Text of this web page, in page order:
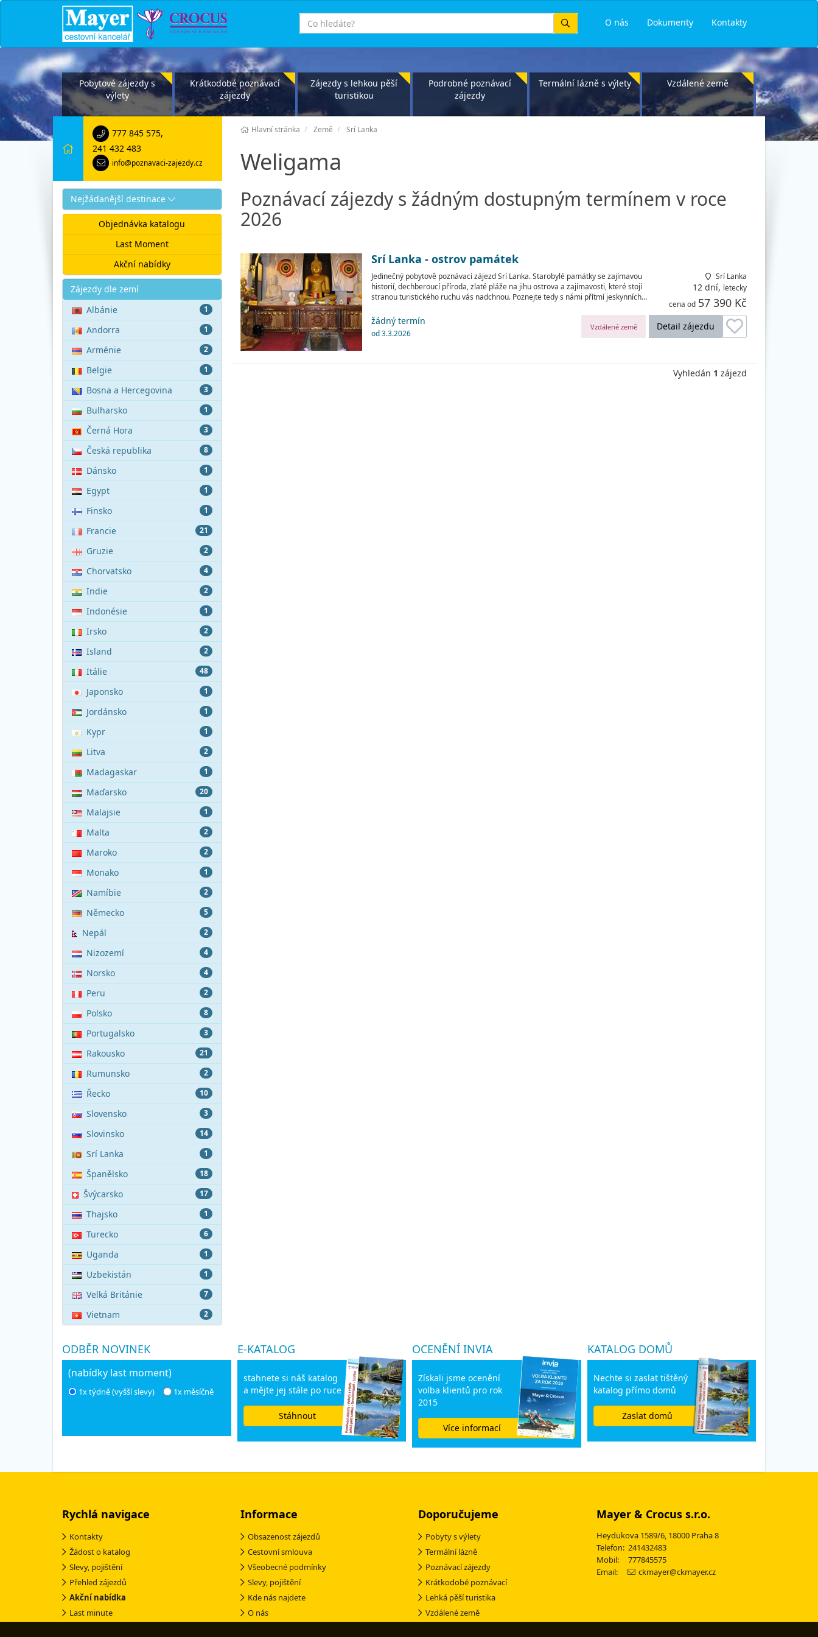
Kontakty
Dokumenty
O nás
co
hledáte
Pobytové zájezdy s
výlety
Krátkodobé poznávací
zájezdy
Zájezdy s lehkou pěší
turistikou
Podrobné poznávací
zájezdy
Termální lázně s výlety Vzdálené země
Hlavní stránka Země Srí Lanka
Weligama
777 845 575,
241 432 483
info@poznavaci-zajezdy.cz
Nejžádanější destinace
Objednávka katalogu
Last Moment
Akční nabídky
Akce
Zájezdy dle zemí
1
Albánie
1
Andorra
2
Arménie
1
Belgie
3
Bosna a Hercegovina
1
Bulharsko
3
Černá Hora
8
Česká republika
1
Dánsko
1
Egypt
1
Finsko
21
Francie
2
Gruzie
4
Chorvatsko
2
Indie
1
Indonésie
2
Irsko
2
Island
48
Itálie
1
Japonsko
1
Jordánsko
1
Kypr
2
Litva
1
Madagaskar
20
Maďarsko
1
Malajsie
2
Malta
2
Maroko
1
Monako
2
Namíbie
5
Německo
2
Nepál
4
Nizozemí
4
Norsko
2
Peru
8
Polsko
3
Portugalsko
21
Rakousko
2
Rumunsko
10
Řecko
3
Slovensko
14
Slovinsko
1
Srí Lanka
18
Španělsko
17
Švýcarsko
1
Thajsko
6
Turecko
1
Uganda
1
Uzbekistán
7
Velká Británie
2
Vietnam
Poznávací zájezdy s žádným dostupným termínem v roce
2026
Srí Lanka - ostrov památek
Jedinečný pobytově poznávací zájezd Srí Lanka. Starobylé památky se zajímavou
historií, dechberoucí příroda, zlaté pláže na jihu ostrova a zajímavosti, které stojí
stranou turistického ruchu vás nadchnou. Poznejte tedy s námi přítmí jeskynních…
Srí Lanka
12 dní, letecky
cena od 57 390 Kč
Detail zájezdu
Vzdálené země
žádný termín
od 3.3.2026
Vyhledán 1 zájezd
ODBĚR NOVINEK
(nabídky last moment)
1x týdně (vyšší slevy) 1x měsíčně
E-KATALOG
stahnete si náš katalog
a mějte jej stále po ruce
Stáhnout
OCENĚNÍ INVIA
Získali jsme ocenění
volba klientů pro rok
2015
Více informací
KATALOG DOMŮ
Nechte si zaslat tištěný
katalog přímo domů
Zaslat domů
Rychlá navigace
Kontakty
Žádost o katalog
Slevy, pojištění
Přehled zájezdů
Akční nabídka
Last minute
Informace
Obsazenost zájezdů
Cestovní smlouva
Všeobecné podmínky
Slevy, pojištění
Kde nás najdete
O nás
Doporučujeme
Pobyty s výlety
Termální lázně
Poznávací zájezdy
Krátkodobé poznávací
Lehká pěší turistika
Vzdálené země
Mayer & Crocus s.r.o.
Heydukova 1589/6, 18000 Praha 8
Telefon: 241432483
Mobil: 777845575
Email:
ckmayer@ckmayer.cz